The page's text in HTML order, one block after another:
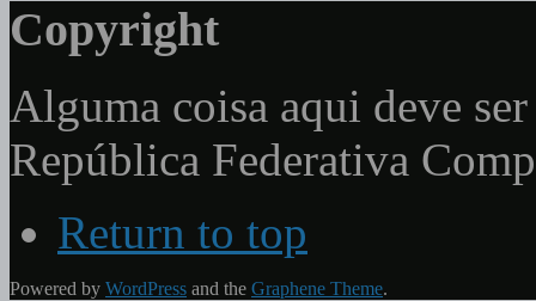
Copyright
Alguma coisa aqui deve
República Federativa
Return to top
Powered by WordPress and the Graphene Theme.